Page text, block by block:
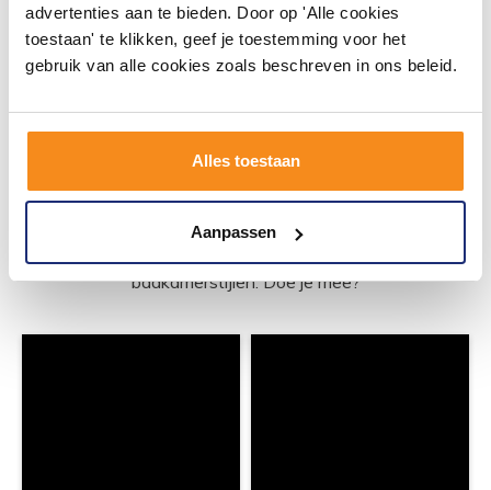
advertenties aan te bieden. Door op 'Alle cookies
toestaan' te klikken, geef je toestemming voor het
gebruik van alle cookies zoals beschreven in ons beleid.
Alles toestaan
Aanpassen
#mijndroombadkamer
badkamer op Instagram met #mijndroombadkamer
en tag @megadumpnl. Samen bouwen we een
inspirerende omgeving vol met unieke
badkamerstijlen. Doe je mee?